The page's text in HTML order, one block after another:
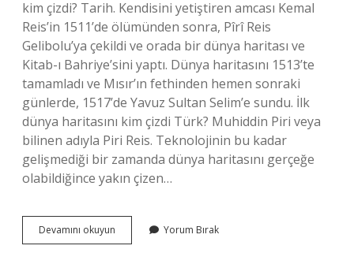
kim çizdi? Tarih. Kendisini yetiştiren amcası Kemal
Reis’in 1511’de ölümünden sonra, Pîrî Reis
Gelibolu’ya çekildi ve orada bir dünya haritası ve
Kitab-ı Bahriye’sini yaptı. Dünya haritasını 1513’te
tamamladı ve Mısır’ın fethinden hemen sonraki
günlerde, 1517’de Yavuz Sultan Selim’e sundu. İlk
dünya haritasını kim çizdi Türk? Muhiddin Piri veya
bilinen adıyla Piri Reis. Teknolojinin bu kadar
gelişmediği bir zamanda dünya haritasını gerçeğe
olabildiğince yakın çizen…
Devamını okuyun
Doğu
Yorum Bırak